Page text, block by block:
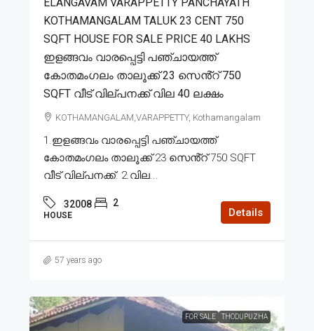
KOTHAMANGALAM TALUK 23 CENT 750
SQFT HOUSE FOR SALE PRICE 40 LAKHS
ഇളങ്ങവം വാരപ്പെട്ടി പഞ്ചായത്ത്
കോതമംഗലം താലൂക്ക് 23 സെൻ്റ് 750
SQFT വീട് വില്പനക്ക് വില 40 ലക്ഷം
KOTHAMANGALAM,VARAPPETTY, Kothamangalam
1.ഇളങ്ങവം വാരപ്പെട്ടി പഞ്ചായത്ത്
കോതമംഗലം താലൂക്ക് 23 സെൻ്റ് 750 SQFT
വീട് വില്പനക്ക്. 2.വില...
32008 2
HOUSE Details
57 years ago
FOR SALE THODUPUZHA